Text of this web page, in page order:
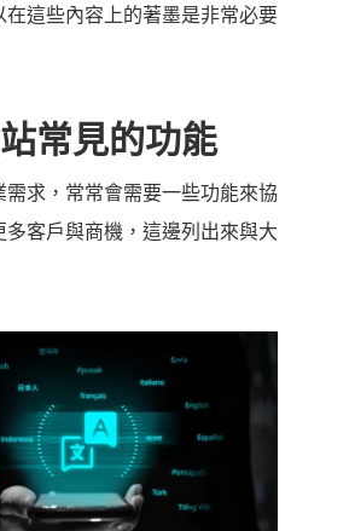
在這些內容上的著墨是非常必要
常見的功能
需求，常常會需要一些功能來協
多客戶與商機，這邊列出來與大